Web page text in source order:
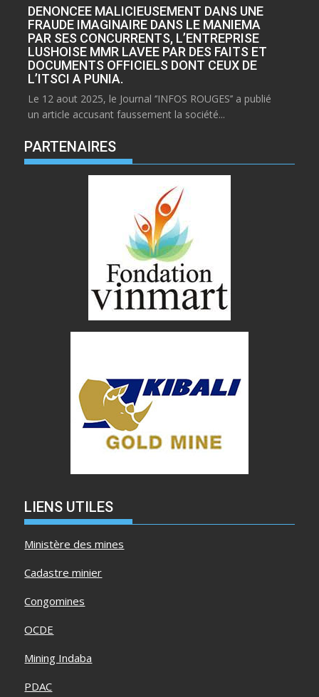
DENONCEE MALICIEUSEMENT DANS UNE
FRAUDE IMAGINAIRE DANS LE MANIEMA
PAR SES CONCURRENTS, L’ENTREPRISE
LUSHOISE MMR LAVEE PAR DES FAITS ET
DOCUMENTS OFFICIELS DONT CEUX DE
L’ITSCI A PUNIA.
Le 12 aout 2025, le Journal ‘’INFOS ROUGES’’ a publié
un article accusant faussement la société...
PARTENAIRES
LIENS UTILES
Ministère des mines
Cadastre minier
Congomines
OCDE
Mining Indaba
PDAC